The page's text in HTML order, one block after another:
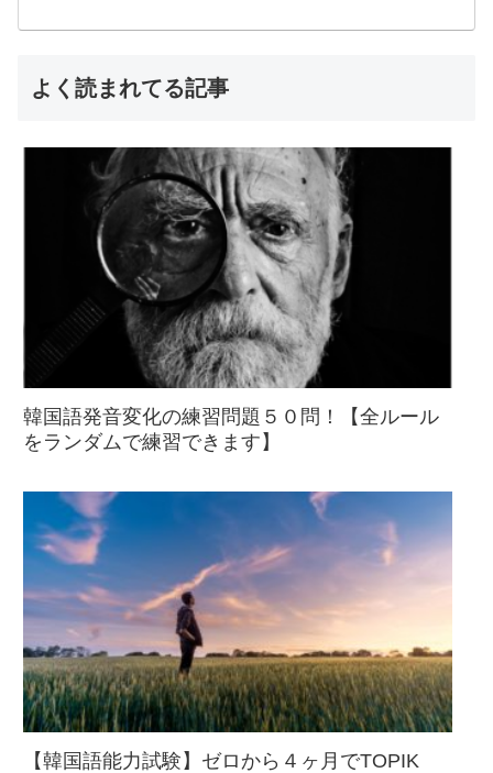
よく読まれてる記事
韓国語発音変化の練習問題５０問！【全ルール
をランダムで練習できます】
【韓国語能力試験】ゼロから４ヶ月でTOPIK